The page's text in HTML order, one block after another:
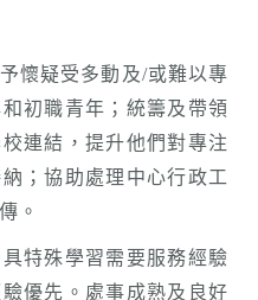
懷疑受多動及/或難以專
初職青年；統籌及帶領
連結，提升他們對專注
；協助處理中心行政工
。
特殊學習需要服務經驗
優先。處事成熟及良好